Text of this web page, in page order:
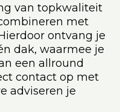
van topkwaliteit
met
ontvang je
dak, waarmee je
een allround
contact op met
adviseren je